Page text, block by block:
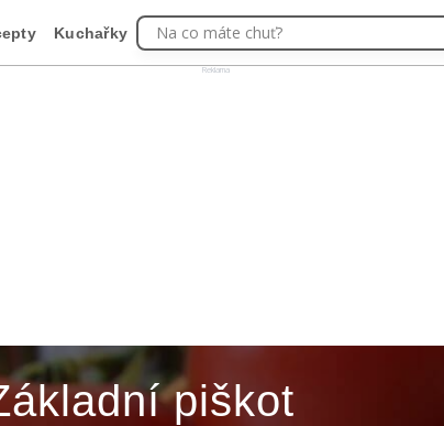
Reklama
Kuchařky Na co máte chuť?
piškot